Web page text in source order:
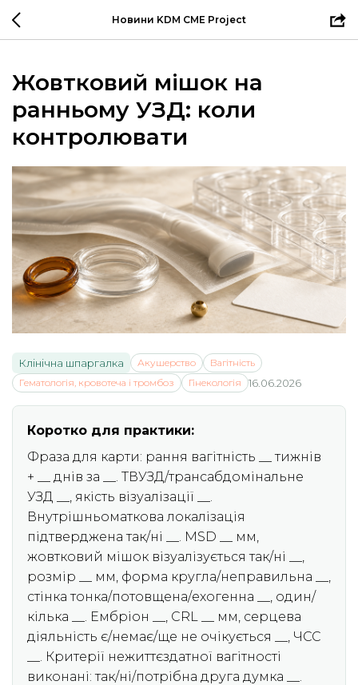
Новини KDM CME Project
Жовтковий мішок на
ранньому УЗД: коли
контролювати
Клінічна шпаргалка Акушерство
Вагітність
Гематологія, кровотеча і тромбоз
Гінекологія 16.06.2026
Коротко для практики:
Фраза для карти: рання вагітність __ тижнів
+ __ днів за __. ТВУЗД/трансабдомінальне
УЗД __, якість візуалізації __.
Внутрішньоматкова локалізація
підтверджена так/ні __. MSD __ мм,
жовтковий мішок візуалізується так/ні __,
розмір __ мм, форма кругла/неправильна __,
стінка тонка/потовщена/ехогенна __, один/
кілька __. Ембріон __, CRL __ мм, серцева
діяльність є/немає/ще не очікується __, ЧСС
__. Критерії нежиттєздатної вагітності
виконані: так/ні/потрібна друга думка __.